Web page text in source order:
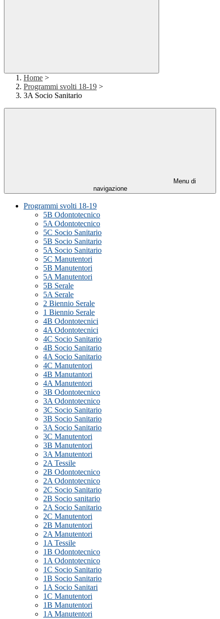
Home >
Programmi svolti 18-19 >
3A Socio Sanitario
Menu di
navigazione
Programmi svolti 18-19
5B Odontotecnico
5A Odontotecnico
5C Socio Sanitario
5B Socio Sanitario
5A Socio Sanitario
5C Manutentori
5B Manutentori
5A Manutentori
5B Serale
5A Serale
2 Biennio Serale
1 Biennio Serale
4B Odontotecnici
4A Odontotecnici
4C Socio Sanitario
4B Socio Sanitario
4A Socio Sanitario
4C Manutentori
4B Manutantori
4A Manutentori
3B Odontotecnico
3A Odontotecnico
3C Socio Sanitario
3B Socio Sanitario
3A Socio Sanitario
3C Manutentori
3B Manutentori
3A Manutentori
2A Tessile
2B Odontotecnico
2A Odontotecnico
2C Socio Sanitario
2B Socio sanitario
2A Socio Sanitario
2C Manutentori
2B Manutentori
2A Manutentori
1A Tessile
1B Odontotecnico
1A Odontotecnico
1C Socio Sanitario
1B Socio Sanitario
1A Socio Sanitari
1C Manutentori
1B Manutentori
1A Manutentori